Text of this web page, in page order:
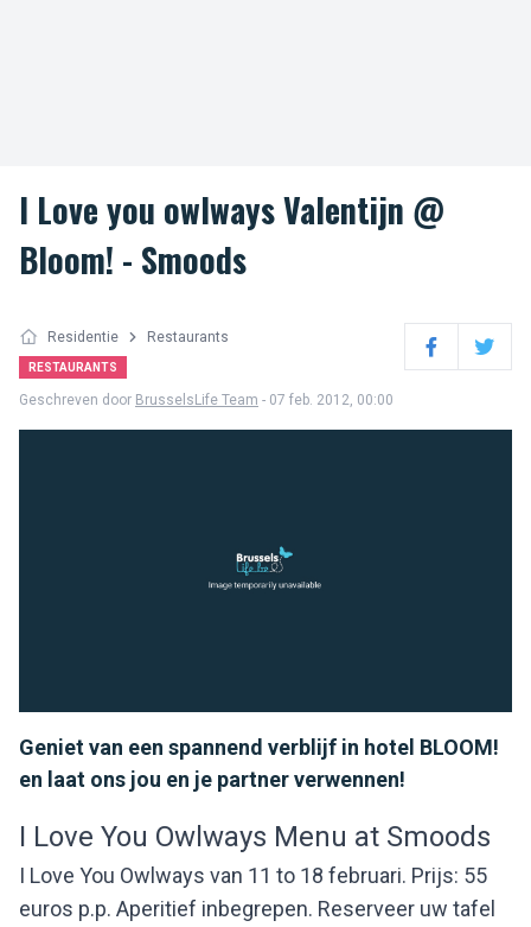
I Love you owlways Valentijn @
Bloom! - Smoods
Residentie Restaurants
RESTAURANTS FacebookTwitter
Geschreven door BrusselsLife Team - 07 feb. 2012, 00:00
Geniet van een spannend verblijf in hotel BLOOM!
en laat ons jou en je partner verwennen!
I Love You Owlways Menu at Smoods
I Love You Owlways van 11 to 18 februari. Prijs: 55
euros p.p. Aperitief inbegrepen. Reserveer uw tafel